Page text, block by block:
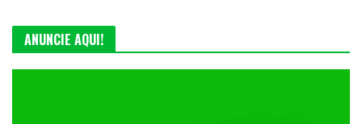
ANUNCIE AQUI!